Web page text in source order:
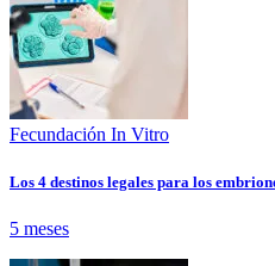
Fecundación In Vitro
Los 4 destinos legales para los
5 meses